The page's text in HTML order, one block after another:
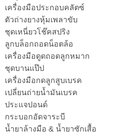
เครื่องมือประกอบคลัตซ์
ตัวถ่างยางหุ้มเพลาขับ
ชุดเหนี่ยวโช๊คสปริง
ลูกบล็อกถอดน็อตล้อ
เครื่องมือดูดถอดลูกหมาก
ชุดบานแป๊ป
เครื่องมือกดลูกสูบเบรค
เปลี่ยนถ่ายน้ำมันเบรค
ประแจปอนด์
กระบอกอัดจาระบี
น้ำยาล้างมือ & น้ำยาซักเสื้อ